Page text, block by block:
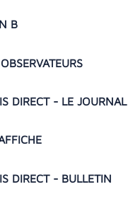
B
DIRECT - LE JOURNAL
DIRECT - BULLETIN